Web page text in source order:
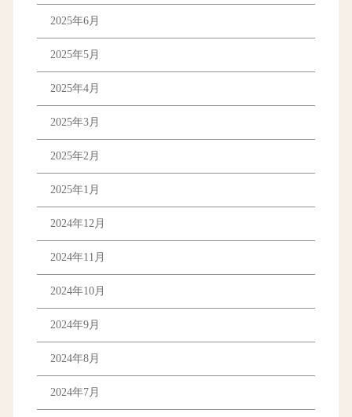
2025年6月
2025年5月
2025年4月
2025年3月
2025年2月
2025年1月
2024年12月
2024年11月
2024年10月
2024年9月
2024年8月
2024年7月